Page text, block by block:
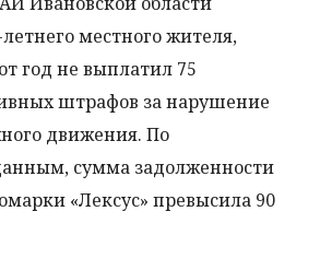
местного жителя,
год не выплатил 75
штрафов за нарушение
движения. По
сумма задолженности
«Лексус» превысила 90